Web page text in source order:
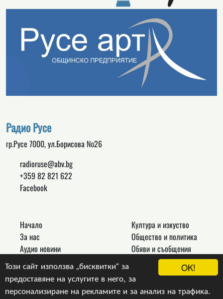
OK!
Този сайт използва „бисквитки“ за
предоставяне на услугите в него, за
персонализиране на рекламите и за анализ на трафика.
Радио Русе
гр.Русе 7000, ул.Борисова №26
radioruse@abv.bg
+359 82 821 622
Facebook
Начало
За нас
Аудио новини
Реклама
Връзки
Контакти
Култура и изкуство
Общество и политика
Обяви и съобщения
Новини
Други